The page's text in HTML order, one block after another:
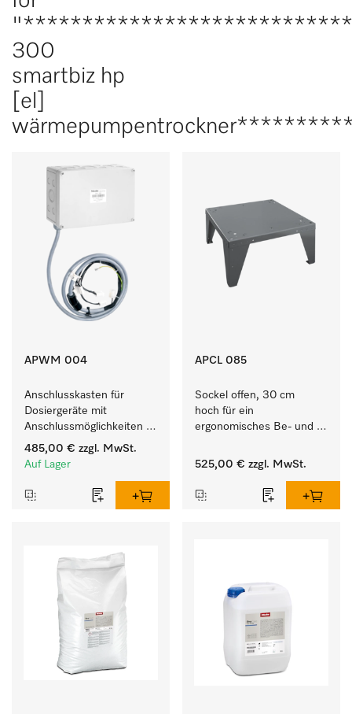
300
smartbiz hp
[el]
APWM 004
Anschlusskasten für
Dosiergeräte mit
Anschlussmöglichkeiten
für maximal 6
Dosierpumpen.
485,00 € zzgl. MwSt.
Auf Lager
APCL 085
Sockel offen, 30 cm
hoch für ein
ergonomisches Be- und
Waschmaschine und
525,00 € zzgl. MwSt.